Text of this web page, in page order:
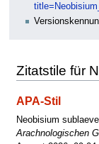
Zitatstile für
APA-Stil
Neobisium
Arachnologischen